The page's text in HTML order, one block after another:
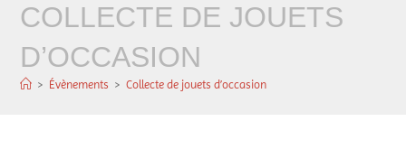
COLLECTE DE JOUETS
D’OCCASION
> Évènements > Collecte de jouets d’occasion